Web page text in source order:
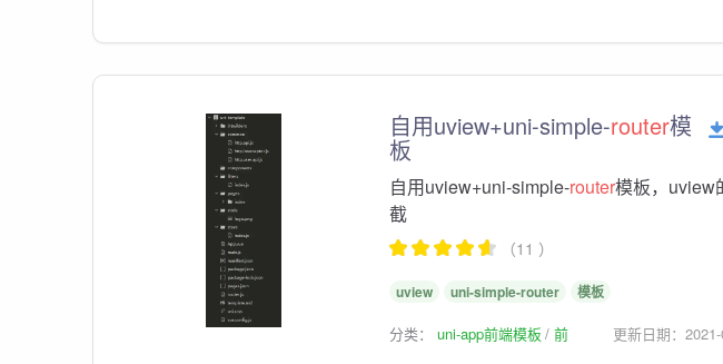
自用uview+uni-simple-router模
板
自用uview+uni-simple-router模板，uview
截
（11 ）
uview uni-simple-router 模板
分类： uni-app前端模板 前 更新日期：2021-